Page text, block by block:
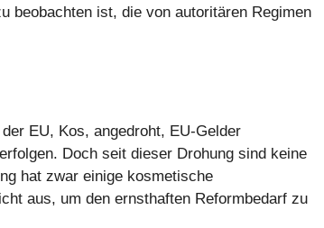
beobachten ist, die von autoritären Regimen
EU, Kos, angedroht, EU-Gelder
Doch seit dieser Drohung sind keine
hat zwar einige kosmetische
aus, um den ernsthaften Reformbedarf zu